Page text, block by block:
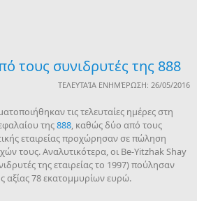
τους συνιδρυτές της 888
ΤΕΛΕΥΤΑΊΑ ΕΝΗΜΈΡΩΣΗ: 26/05/2016
τις τελευταίες ημέρες στη
της888, καθώς δύο από τους
εταιρείας προχώρησαν σε πώληση
τους. Αναλυτικότερα, οι Be-Yitzhak Shay
της εταιρείας το 1997) πούλησαν
αξίας 78 εκατομμυρίων ευρώ.